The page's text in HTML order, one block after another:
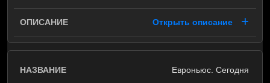
Открыть описание
Евроньюс. Сегодня